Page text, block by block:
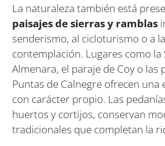
La naturaleza también está
paisajes de sierras y ramblas
senderismo, al cicloturismo o a
contemplación. Lugares como la
Almenara, el paraje de Coy o las
Puntas de Calnegre ofrecen una
con carácter propio. Las
huertos y cortijos, conservan
tradicionales que completan la